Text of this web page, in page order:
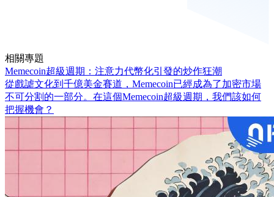
相關專題
Memecoin超級週期：注意力代幣化引發的炒作狂潮
從戲謔文化到千億美金賽道，Memecoin已經成為了加密市場
不可分割的一部分。在這個Memecoin超級週期，我們該如何
把握機會？